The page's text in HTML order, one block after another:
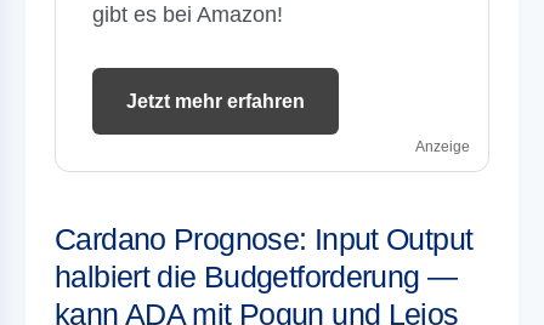
gibt es bei Amazon!
Jetzt mehr erfahren
Anzeige
Cardano Prognose: Input Output
halbiert die Budgetforderung —
kann ADA mit Pogun und Leios